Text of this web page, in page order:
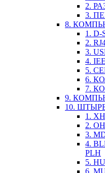
2.
3.
8.
1. D-
2.
3.
4.
5.
6.
7.
9.
10.
1.
2.
3.
4.
PLH
5.
6.